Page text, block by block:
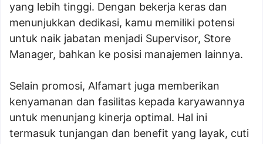
yang lebih tinggi. Dengan bekerja keras dan
menunjukkan dedikasi, kamu memiliki potensi
untuk naik jabatan menjadi Supervisor, Store
Manager, bahkan ke posisi manajemen lainnya.
Selain promosi, Alfamart juga memberikan
kenyamanan dan fasilitas kepada karyawannya
untuk menunjang kinerja optimal. Hal ini
termasuk tunjangan dan benefit yang layak, cuti